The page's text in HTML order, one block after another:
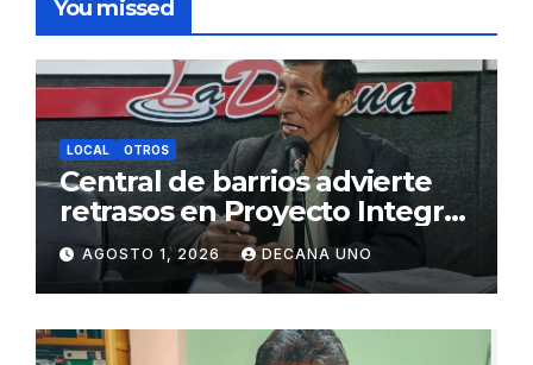
You missed
LOCAL OTROS
Central de barrios advierte
retrasos en Proyecto Integral
de Agua y Alcantarillado para
Juliaca
AGOSTO 1, 2026 DECANA UNO